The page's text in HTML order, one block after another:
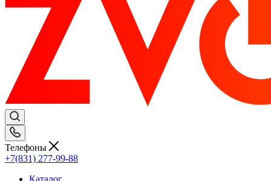
Телефоны
+7(831) 277-99-88
Каталог